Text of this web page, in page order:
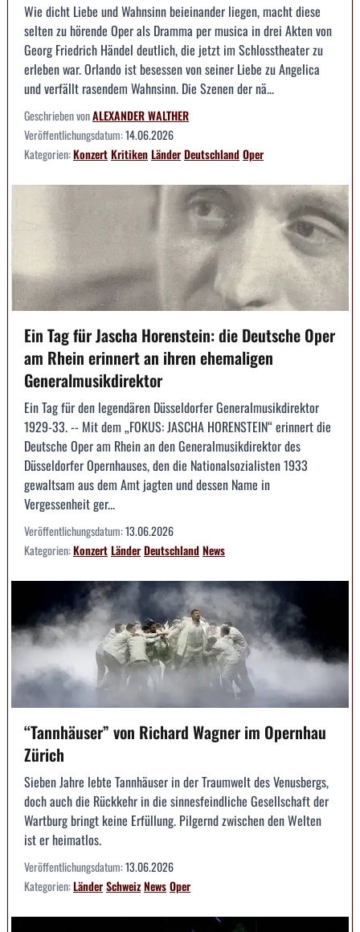
Wie dicht Liebe und Wahnsinn beieinander liegen, macht diese
selten zu hörende Oper als Dramma per musica in drei Akten von
Georg Friedrich Händel deutlich, die jetzt im Schlosstheater zu
erleben war. Orlando ist besessen von seiner Liebe zu Angelica
und verfällt rasendem Wahnsinn. Die Szenen der nä...
Geschrieben vonALEXANDER WALTHER
Veröffentlichungsdatum:14.06.2026
Kategorien:KonzertKritikenLänderDeutschlandOper
Ein Tag für Jascha Horenstein: die Deutsche Oper
am Rhein erinnert an ihren ehemaligen
Generalmusikdirektor
Ein Tag für den legendären Düsseldorfer Generalmusikdirektor
1929-33. -- Mit dem „FOKUS: JASCHA HORENSTEIN“ erinnert die
Deutsche Oper am Rhein an den Generalmusikdirektor des
Düsseldorfer Opernhauses, den die Nationalsozialisten 1933
gewaltsam aus dem Amt jagten und dessen Name in
Vergessenheit ger...
Veröffentlichungsdatum:13.06.2026
Kategorien:KonzertLänderDeutschlandNews
“Tannhäuser” von Richard Wagner im Opernhau
Zürich
Sieben Jahre lebte Tannhäuser in der Traumwelt des Venusbergs,
doch auch die Rückkehr in die sinnesfeindliche Gesellschaft der
Wartburg bringt keine Erfüllung. Pilgernd zwischen den Welten
ist er heimatlos.
Veröffentlichungsdatum:13.06.2026
Kategorien:LänderSchweizNewsOper